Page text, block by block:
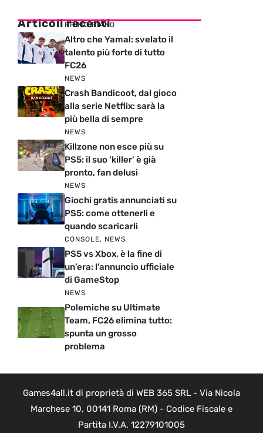
Articoli recenti
PRIMO PIANO
Altro che Yamal: svelato il
talento più forte di tutto
FC26
NEWS
Crash Bandicoot, dal gioco
alla serie Netflix: sarà la
più bella di sempre
NEWS
Killzone non esce più su
PS5: il suo ‘killer’ è già
pronto, fan delusi
NEWS
Giochi gratis annunciati su
PS5: come ottenerli e
quando scaricarli
CONSOLE, NEWS
PS5 vs Xbox, è la fine di
un’era: l’annuncio ufficiale
di GameStop
NEWS
Polemiche su Ultimate
Team, FC26 elimina tutto:
spunta un grosso
problema
Games4all.it di proprietà di WEB 365 SRL - Via Nicola
Marchese 10, 00141 Roma (RM) - Codice Fiscale e
Partita I.V.A. 12279101005